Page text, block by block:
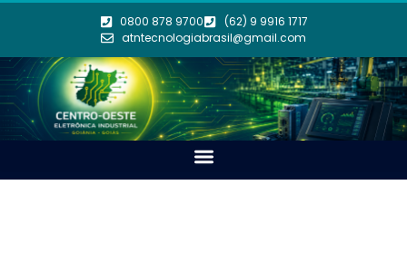
0800 878 9700
(62) 9 9916 1717
atntecnologiabrasil@gmail.com